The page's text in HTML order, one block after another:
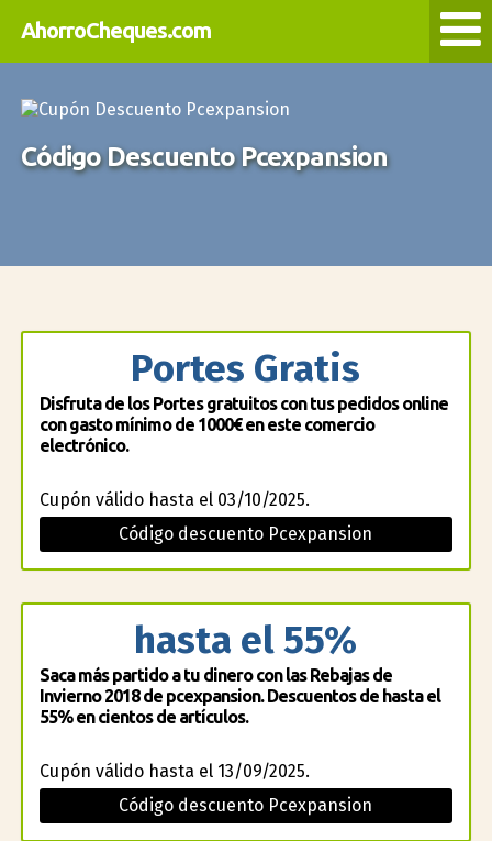
AhorroCheques.com
Código Descuento Pcexpansion
Portes Gratis
Disfruta de los Portes gratuitos con tus pedidos online
con gasto mínimo de 1000€ en este comercio
electrónico.
Cupón válido hasta el 03/10/2025.
Código descuento Pcexpansion
hasta el 55%
Saca más partido a tu dinero con las Rebajas de
Invierno 2018 de pcexpansion. Descuentos de hasta el
55% en cientos de artículos.
Cupón válido hasta el 13/09/2025.
Código descuento Pcexpansion